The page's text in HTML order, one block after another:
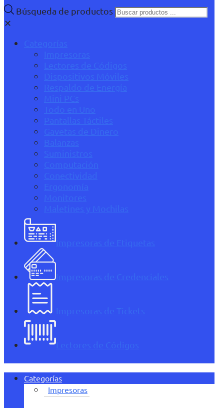
Búsqueda de productos
✕
Categorías
Impresoras
Lectores de Códigos
Dispositivos Móviles
Respaldo de Energía
Mini PCs
Todo en Uno
Pantallas Táctiles
Gavetas de Dinero
Balanzas
Suministros
Computación
Conectividad
Ergonomía
Monitores
Maletines y Mochilas
Impresoras de Etiquetas
Impresoras de Credenciales
Impresoras de Tickets
Lectores de Códigos
Categorías
Impresoras